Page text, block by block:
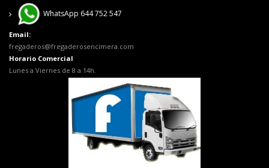
WhatsApp 644 752 547
Email:
fregaderos@fregaderosencimera.com
Horario Comercial
Lunes a Viernes de 8 a 14h.